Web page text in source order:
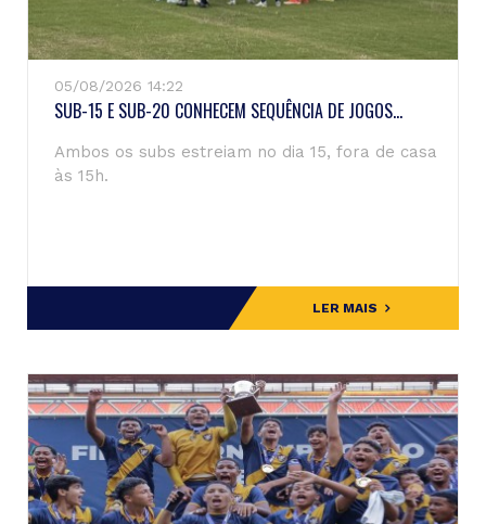
05/08/2026 14:22
SUB-15 E SUB-20 CONHECEM SEQUÊNCIA DE JOGOS...
Ambos os subs estreiam no dia 15, fora de casa
às 15h.
LER MAIS